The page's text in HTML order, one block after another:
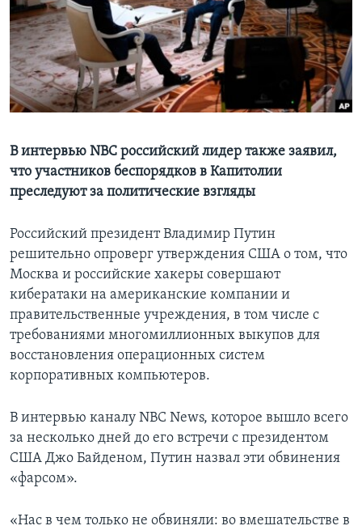
Learning English
СОЦИАЛЬНЫЕ СЕТИ
Языки
В интервью NBC российский лидер также заявил,
что участников беспорядков в Капитолии
преследуют за политические взгляды
Российский президент Владимир Путин
решительно опроверг утверждения США о том, что
Москва и российские хакеры совершают
кибератаки на американские компании и
правительственные учреждения, в том числе с
требованиями многомиллионных выкупов для
восстановления операционных систем
корпоративных компьютеров.
В интервью каналу NBC News, которое вышло всего
за несколько дней до его встречи с президентом
США Джо Байденом, Путин назвал эти обвинения
«фарсом».
«Нас в чем только не обвиняли: во вмешательстве в